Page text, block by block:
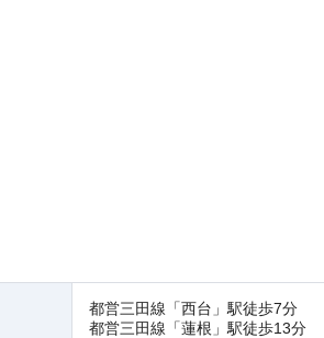
都営三田線「西台」駅徒歩7分
都営三田線「蓮根」駅徒歩13分